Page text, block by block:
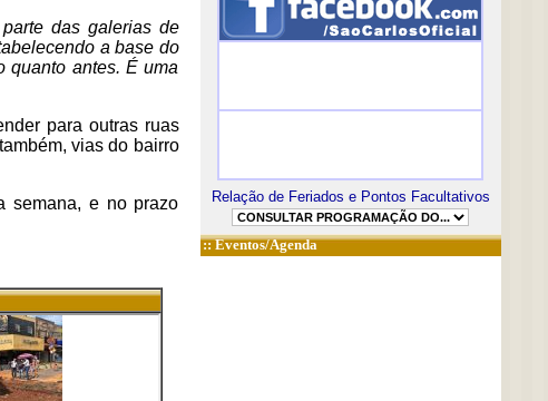
das galerias de
a base do
quanto antes. É uma
para outras ruas
vias do bairro
semana, e no prazo
Relação de Feriados e Pontos Facultativos
::Eventos/Agenda